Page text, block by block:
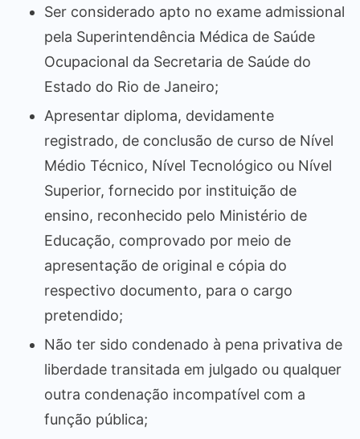
Ser considerado apto no exame admissional
pela Superintendência Médica de Saúde
Ocupacional da Secretaria de Saúde do
Estado do Rio de Janeiro;
Apresentar diploma, devidamente
registrado, de conclusão de curso de Nível
Médio Técnico, Nível Tecnológico ou Nível
Superior, fornecido por instituição de
ensino, reconhecido pelo Ministério de
Educação, comprovado por meio de
apresentação de original e cópia do
respectivo documento, para o cargo
pretendido;
Não ter sido condenado à pena privativa de
liberdade transitada em julgado ou qualquer
outra condenação incompatível com a
função pública;